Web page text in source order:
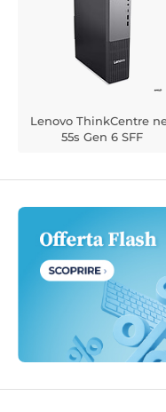
Lenovo ThinkCentre
55s Gen 6 SFF